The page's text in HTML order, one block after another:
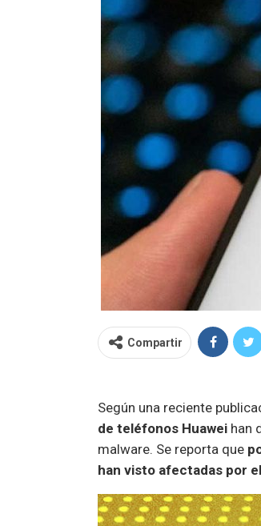
Compartir
Según una reciente
de teléfonos Huawei han
malware. Se reporta que
han visto afectadas por